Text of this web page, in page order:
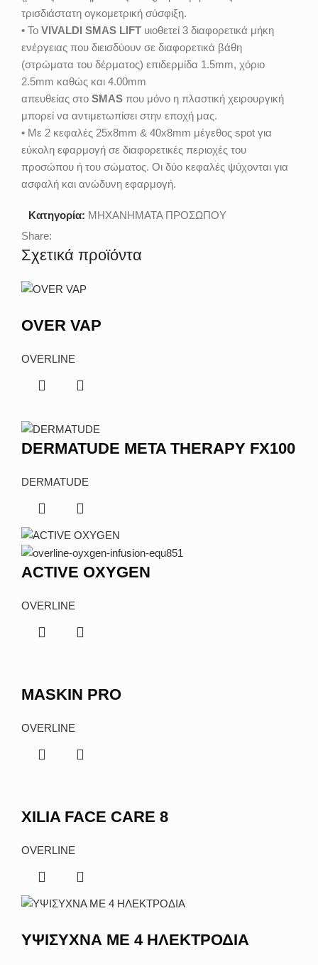
τρισδιάστατη ογκομετρική σύσφιξη.
• Το VIVALDI SMAS LIFT υιοθετεί 3 διαφορετικά μήκη
ενέργειας που διεισδύουν σε διαφορετικά βάθη
(στρώματα του δέρματος) επιδερμίδα 1.5mm, χόριο
2.5mm καθώς και 4.00mm
απευθείας στο SMAS που μόνο η πλαστική χειρουργική
μπορεί να αντιμετωπίσει στην εποχή μας.
• Με 2 κεφαλές 25x8mm & 40x8mm μέγεθος spot για
εύκολη εφαρμογή σε διαφορετικές περιοχές του
προσώπου ή του σώματος. Οι δύο κεφαλές ψύχονται για
ασφαλή και ανώδυνη εφαρμογή.
Κατηγορία: ΜΗΧΑΝΗΜΑΤΑ ΠΡΟΣΩΠΟΥ
Share:
Σχετικά προϊόντα
OVER VAP
OVERLINE
DERMATUDE META THERAPY FX100
DERMATUDE
ACTIVE OXYGEN
OVERLINE
MASKIN PRO
OVERLINE
XILIA FACE CARE 8
OVERLINE
ΥΨΙΣΥΧΝΑ ΜΕ 4 ΗΛΕΚΤΡΟΔΙΑ